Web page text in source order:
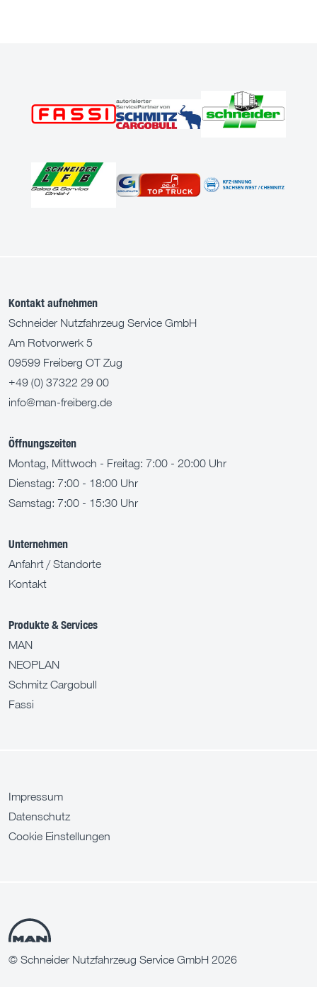
Kontakt aufnehmen
Schneider Nutzfahrzeug Service GmbH
Am Rotvorwerk 5
09599 Freiberg OT Zug
+49 (0) 37322 29 00
info@man-freiberg.de
Öffnungszeiten
Montag, Mittwoch - Freitag: 7:00 - 20:00 Uhr
Dienstag: 7:00 - 18:00 Uhr
Samstag: 7:00 - 15:30 Uhr
Unternehmen
Anfahrt / Standorte
Kontakt
Produkte & Services
MAN
NEOPLAN
Schmitz Cargobull
Fassi
Impressum
Datenschutz
Cookie Einstellungen
© Schneider Nutzfahrzeug Service GmbH 2026